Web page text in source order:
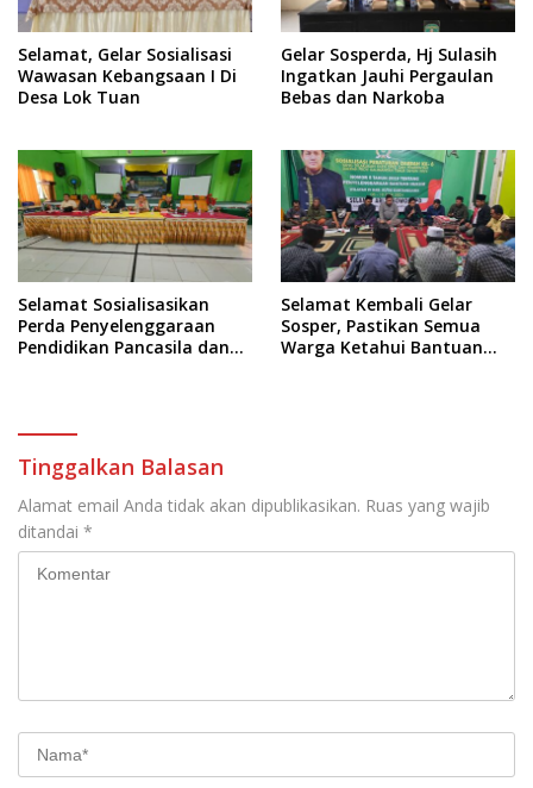
Selamat, Gelar Sosialisasi
Wawasan Kebangsaan I Di
Desa Lok Tuan
Gelar Sosperda, Hj Sulasih
Ingatkan Jauhi Pergaulan
Bebas dan Narkoba
Selamat Sosialisasikan
Perda Penyelenggaraan
Pendidikan Pancasila dan
Selamat Kembali Gelar
Sosper, Pastikan Semua
Warga Ketahui Bantuan
Tinggalkan Balasan
Alamat email Anda tidak akan dipublikasikan. Ruas yang wajib
ditandai *